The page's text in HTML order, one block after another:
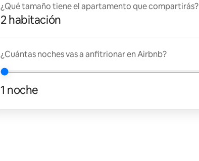
¿Qué tamaño tiene el apartamento que compartirás?
2 habitación
¿Cuántas noches vas a anfitrionar en Airbnb?
1 noche